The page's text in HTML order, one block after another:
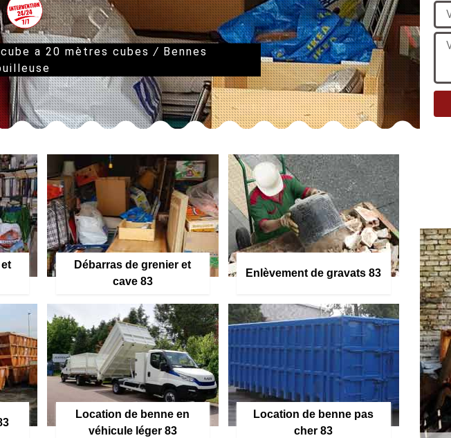
a 20 mètres cubes / Bennes
Débarras de grenier et
cave 83
Enlèvement de gravats 83
Location de benne en
véhicule léger 83
Location de benne pas
cher 83